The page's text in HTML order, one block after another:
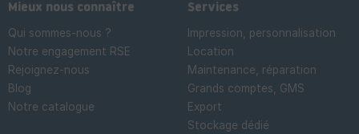
Mieux nous connaître
Qui sommes-nous ?
Notre engagement RSE
Rejoignez-nous
Blog
Notre catalogue
Services
Impression, personnalisation
Location
Maintenance, réparation
Grands comptes, GMS
Export
Stockage dédié